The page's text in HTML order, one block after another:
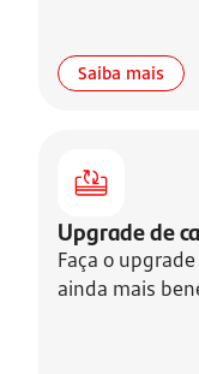
Saiba mais
Upgrade de
Faça o
ainda mais